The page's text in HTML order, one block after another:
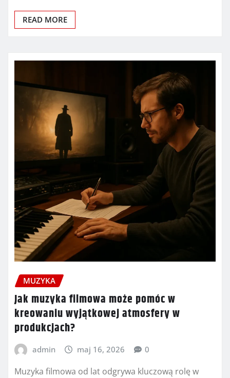
READ MORE
MUZYKA
Jak muzyka filmowa może pomóc w
kreowaniu wyjątkowej atmosfery w
produkcjach?
admin maj 16, 2026 0
Muzyka filmowa od lat odgrywa kluczową rolę w